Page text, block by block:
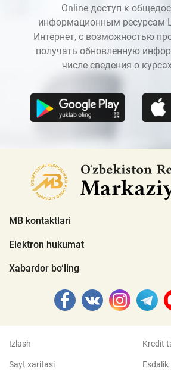
Online доступ к
информационным ресурсам
Интернет, с возможностью
получать обновленную
числе сведения о
MB kontaktlari
Elektron hukumat
Xabardor bo‘ling
Izlash
Sayt xaritasi
Kredit